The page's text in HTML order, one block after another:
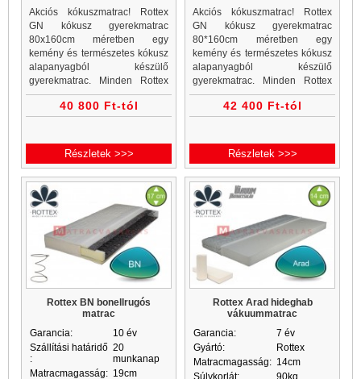
Akciós kókuszmatrac! Rottex
GN kókusz gyerekmatrac
80x160cm méretben egy
kemény és természetes kókusz
alapanyagból készülő
gyerekmatrac. Minden Rottex
kókuszmatrac, gyerekmatrac és
gyerekmatracok a Matrac
40 800 Ft-tól
Részletek >>>
Akciós kókuszmatrac! Rottex
GN kókusz gyerekmatrac
80*160cm méretben egy
kemény és természetes kókusz
alapanyagból készülő
gyerekmatrac. Minden Rottex
kókuszmatrac, gyerekmatrac és
gyerekmatracok a Matrac
42 400 Ft-tól
Részletek >>>
Rottex BN bonellrugós
matrac
Garancia:
10 év
Szállítási határidő
:
20
munkanap
Matracmagasság: 19cm
Rottex Arad hideghab
vákuummatrac
Garancia:
7 év
Gyártó:
Rottex
Matracmagasság: 14cm